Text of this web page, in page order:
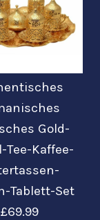
Gold-
Tee-Kaffee-
Tablett-Set
£69.99